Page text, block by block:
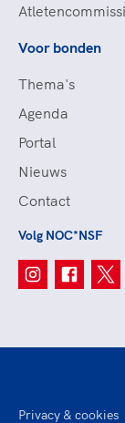
Voor bonden
Thema's
Agenda
Portal
Nieuws
Contact
Volg NOC*NSF
Privacy & cookies